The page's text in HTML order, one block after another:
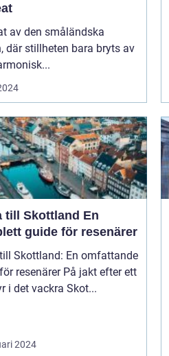
av den småländska
där stillheten bara bryts av
Skottland En
guide för resenärer
Skottland: En omfattande
På jakt efter ett
i det vackra Skot...
2024